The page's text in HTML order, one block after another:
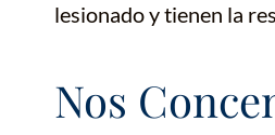
lesionado y tienen la
Nos